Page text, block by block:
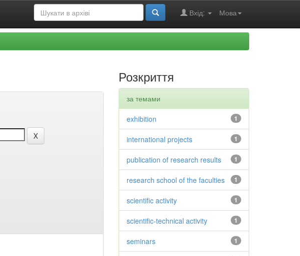
Мова
Вхід:
Розкриття
за темами
1
exhibition
1
international projects
1
publication of research results
1
research school of the faculties
1
scientific activity
1
scientific-technical activity
1
seminars